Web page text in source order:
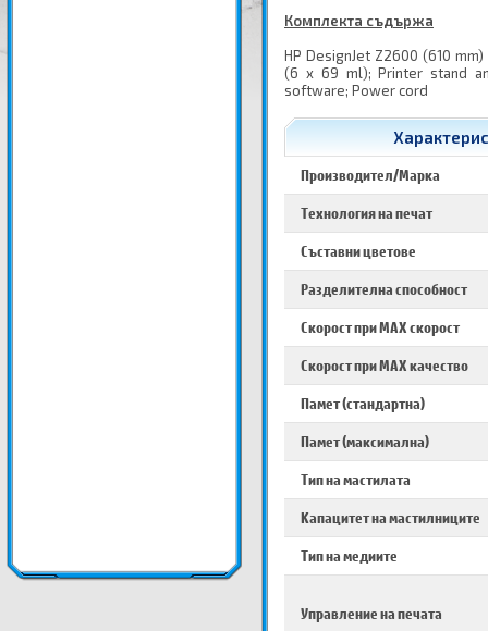
Комплекта съдържа
HP DesignJet Z2600 (610
(6 x 69 ml); Printer stand
software; Power cord
Производител/Марка
Технология на печат
Съставни цветове
Разделителна способност
Скорост при MAX скорост
Скорост при MAX качество
Памет (стандартна)
Памет (максимална)
Тип на мастилата
Капацитет на мастилниците
Тип на медиите
Управление на печата